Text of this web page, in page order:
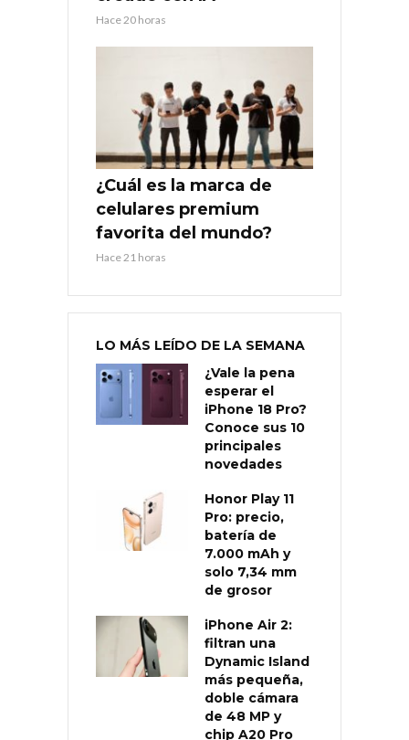
Hace 20 horas
¿Cuál es la marca de
celulares premium
favorita del mundo?
Hace 21 horas
LO MÁS LEÍDO DE LA SEMANA
¿Vale la pena
esperar el
iPhone 18 Pro?
Conoce sus 10
principales
novedades
Honor Play 11
Pro: precio,
batería de
7.000 mAh y
solo 7,34 mm
de grosor
iPhone Air 2:
filtran una
Dynamic Island
más pequeña,
doble cámara
de 48 MP y
chip A20 Pro